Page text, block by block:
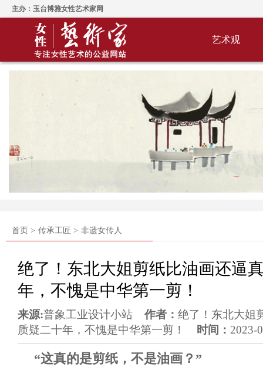
主办：玉台博雅女性艺术家网
艺术观
首页 > 传承工匠 > 非遗女传人
绝了！东北大姐剪纸比油画还逼
年，不愧是中华第一剪！
来源:普象工业设计小站 作者： 绝了！东北大姐
质疑二十年，不愧是中华第一剪！ 时间： 2023-
“这真的是剪纸，不是油画？”